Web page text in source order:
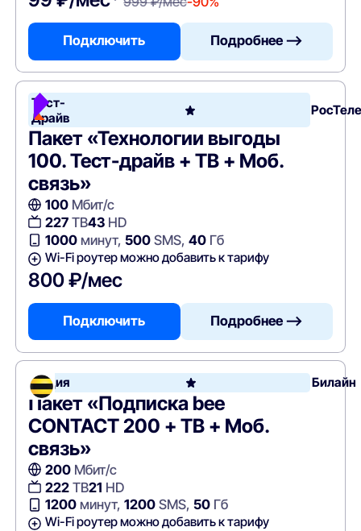
Подключить Подробнее —>
Тест-
Драйв
Пакет «Технологии выгоды
100. Тест-драйв + ТВ + Моб.
связь»
100Мбит/с
227ТВ43HD
1000минут, 500SMS, 40Гб
Wi-Fi роутер можно добавить к тарифу
800 ₽/мес
Подключить Подробнее —>
Акция Билайн
Пакет «Подписка bee
CONTACT 200 + ТВ + Моб.
связь»
200Мбит/с
222ТВ21 HD
1200минут, 1200SMS, 50Гб
Wi-Fi роутер можно добавить к тарифу